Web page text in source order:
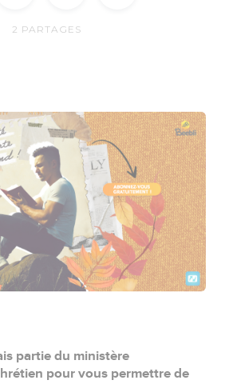
2 PARTAGES
partie du ministère
pour vous permettre de